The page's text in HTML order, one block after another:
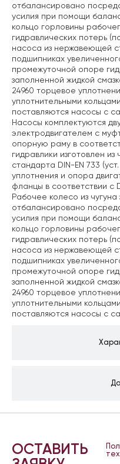
отбалансировано
усилия при помощи
кольцо горловины
гидравлических потерь
насоса из нержавеющей
подшипниках
промежуточной опоре
заполненной жидкой
24960 торцевое
уплотнительными
поставляются насосы с
Насосы комплектуются
электродвигателем с
опорную раму в
гидравлики изготовлен
стандарта DIN-EN 733
уплотнения и опора
фланцы в соответствии с
Рабочее колесо из
отбалансировано
усилия при помощи
кольцо горловины
гидравлических потерь
насоса из нержавеющей
подшипниках
промежуточной опоре
заполненной жидкой
24960 торцевое
уплотнительными
поставляются насосы с
ОСТАВИТЬ